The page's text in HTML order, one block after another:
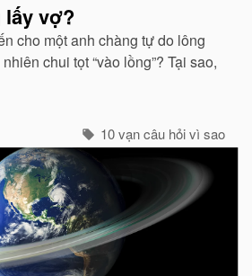
lấy vợ?
cho một anh chàng tự do lông
chui tọt “vào lồng”? Tại sao,
10 vạn câu hỏi vì sao